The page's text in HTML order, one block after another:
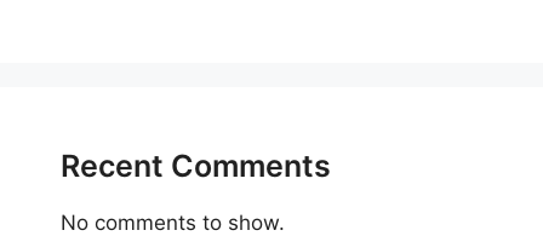
Recent Comments
No comments to show.